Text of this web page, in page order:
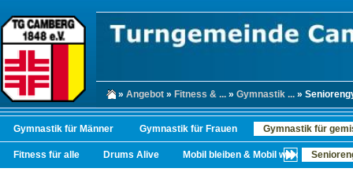
» Angebot » Fitness & ... » Gymnastik ... »
Gymnastik für Männer Gymnastik für Frauen Gymnastik für
Fitness für alle Drums Alive Mobil bleiben & Mobil werden